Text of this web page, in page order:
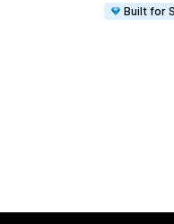
Built for